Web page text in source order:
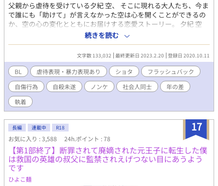
父親から虐待を受けている夕紀 空、 そこに現れる大人たち、今ま
で誰にも「助けて」が言えなかった空は心を開くことができるの
か、空の心の変化とともにお届けする恋愛ストーリー。 夕紀 空
(ゆうき そら) 年齢：13歳(中2) 身長：154cm 好きな言葉：ありが
とう 嫌いな言葉：お前なんて…いいのに 幼少期から父親から虐待
を受けている。 神山 蒼介(かみやま そうすけ) 年齢：24歳 身長：
176cm 職業：塾の講師(数学担当) 好きな言葉：努力は報われる 嫌
いな言葉：諦め 城崎(きのさき)先生 年齢：25歳 身長：181cm 職
業：中学の体育教師 名取 陽平（なとり ようへい） 年齢:26歳 身
長:177cm 職業:医者 夕紀空の叔父 細谷 駿(ほそたに しゅん) 年
齢：13歳(中2) 身長：162cm 空とは小学校からの友達 山名氏 颯
(やまなし かける) 年齢：24歳 身長：178cm 職業：塾の講師 (国語
続きを読む
文字数 133,032 最終更新日 2023.2.20 登録日 2020.10.11
BL 虐待表現・暴力表現あり ショタ
フラッシュバック
自傷行為
自殺未遂 ノンケ 社会人同士
年の差
執着
17
長編 連載中 R18
お気に入り : 3,588 24h.ポイント : 78
【第1部終了】断罪されて廃嫡された元王子に転生した僕
は救国の英雄の叔父に監禁されえげつない目にあうよう
です
ひよこ麺